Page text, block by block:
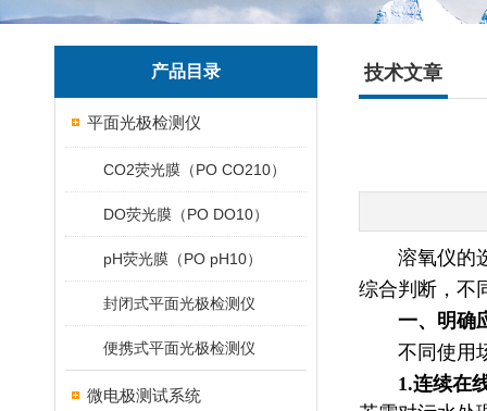
产品目录
平面光极检测仪
CO2荧光膜（PO CO210）
DO荧光膜（PO DO10）
pH荧光膜（PO pH10）
封闭式平面光极检测仪
便携式平面光极检测仪
微电极测试系统
技术文章
溶氧仪的
综合判断，不
一、明确
不同使用
1.连续在